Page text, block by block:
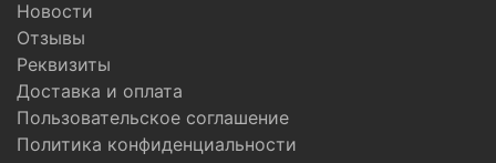
Новости
Отзывы
Реквизиты
Доставка и оплата
Пользовательское соглашение
Политика конфиденциальности